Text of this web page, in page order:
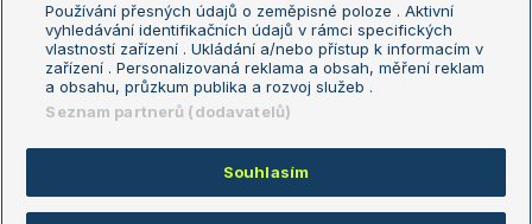
Podmínky užití
Nastavení soukromí
GDPR a žurnalistika
Reklama
Kontakt
Informace o zpracování osobních
údajů
Copyright © 2008-2026 TenisPortal.cz. Využíváme zpravodajství ČTK.
Používání přesných údajů o zeměpisné poloze . Aktivní
vyhledávání identifikačních údajů v rámci specifických
vlastností zařízení . Ukládání a/nebo přístup k informacím v
zařízení . Personalizovaná reklama a obsah, měření reklam
a obsahu, průzkum publika a rozvoj služeb .
Seznam partnerů (dodavatelů)
Souhlasím